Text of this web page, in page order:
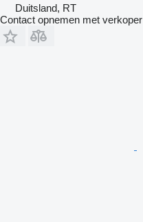
Duitsland, RT
Contact opnemen met verkoper